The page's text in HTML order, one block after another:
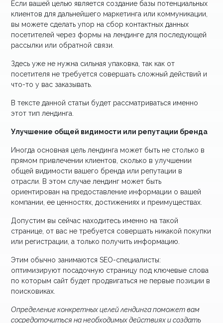
Если вашей целью является создание базы потенциальных
клиентов для дальнейшего маркетинга или коммуникации,
вы можете сделать упор на сбор контактных данных
посетителей через формы на лендинге для последующей
рассылки или обратной связи.
Здесь уже не нужна сильная упаковка, так как от
посетителя не требуется совершать сложный действий и
что-то у вас заказывать.
В тексте данной статьи будет рассматриваться именно
этот тип лендинга.
Улучшение общей видимости или репутации бренда
Иногда основная цель лендинга может быть не столько в
прямом привлечении клиентов, сколько в улучшении
общей видимости вашего бренда или репутации в
отрасли. В этом случае лендинг может быть
ориентирован на предоставление информации о вашей
компании, ее ценностях, достижениях и преимуществах.
Допустим вы сейчас находитесь именно на такой
странице, от вас не требуется совершать никакой покупки
или регистрации, а только получить информацию.
Этим обычно занимаются SEO-специалисты:
оптимизируют посадочную страницу под ключевые слова
по которым сайт будет продвигаться не первые позиции в
поисковиках.
Определение конкретных целей лендинга поможет вам
сосредоточиться на необходимых действиях и создать